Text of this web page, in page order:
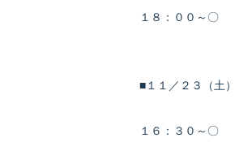
１８：００～〇
■１１／２３（土）
１６：３０～〇